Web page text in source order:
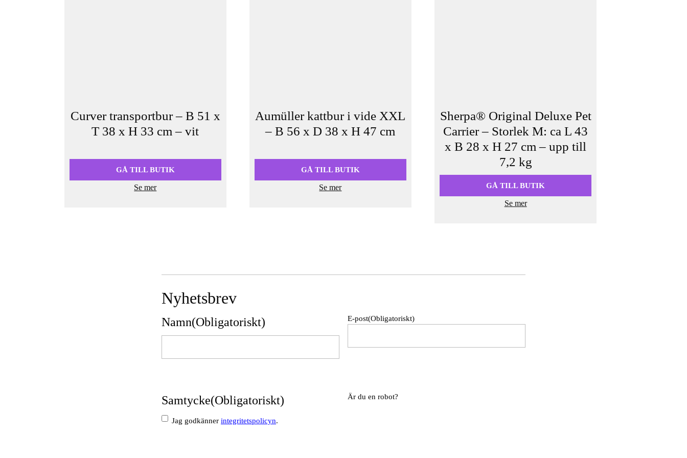
Curver transportbur – B 51 x
T 38 x H 33 cm – vit
ursprungliga
priset
611,90 kr.
nuvarande
priset
559,00 kr.
GÅ TILL BUTIK
Se mer
Aumüller kattbur i vide XXL
– B 56 x D 38 x H 47 cm
ursprungliga
priset
699,90 kr.
nuvarande
priset
529,00 kr.
GÅ TILL BUTIK
Se mer
Sherpa® Original Deluxe Pet
Carrier – Storlek M: ca L 43
x B 28 x H 27 cm – upp till
7,2 kg
GÅ TILL BUTIK
Se mer
Nyhetsbrev
Namn(Obligatoriskt) E-post(Obligatoriskt)
Samtycke(Obligatoriskt)
Jag godkänner integritetspolicyn.
Är du en robot?